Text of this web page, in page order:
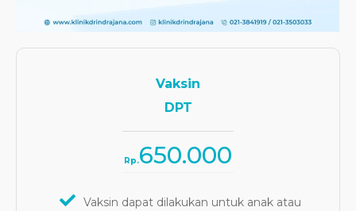
Vaksin
DPT
Rp.650.000
Vaksin dapat dilakukan untuk anak atau